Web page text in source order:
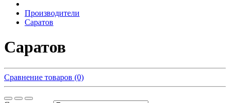
Производители
Саратов
Саратов
Сравнение товаров (0)